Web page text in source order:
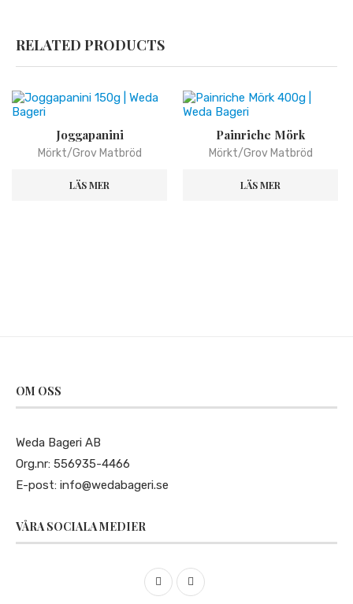
RELATED PRODUCTS
Joggapanini
Mörkt/Grov Matbröd
LÄS MER
Painriche Mörk
Mörkt/Grov Matbröd
LÄS MER
OM OSS
Weda Bageri AB
Org.nr: 556935-4466
E-post: info@wedabageri.se
VÅRA SOCIALA MEDIER